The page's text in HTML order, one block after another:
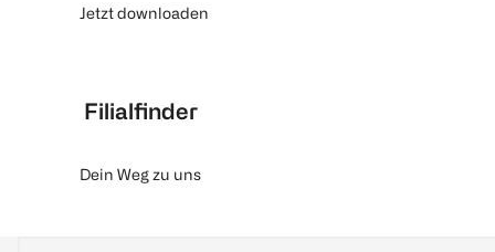
Jetzt downloaden
Filialfinder
Dein Weg zu uns